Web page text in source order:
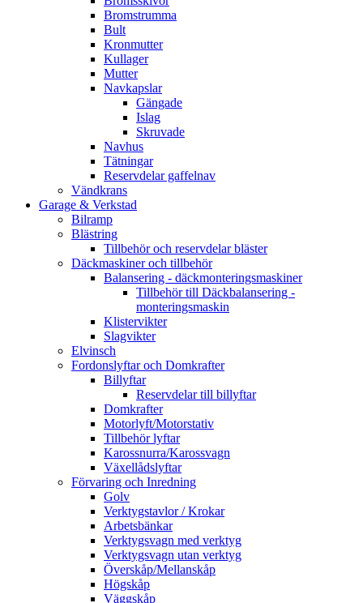
Bromstrumma
Bult
Kronmutter
Kullager
Mutter
Navkapslar
Gängade
Islag
Skruvade
Navhus
Tätningar
Reservdelar gaffelnav
Vändkrans
Garage & Verkstad
Bilramp
Blästring
Tillbehör och reservdelar bläster
Däckmaskiner och tillbehör
Balansering - däckmonteringsmaskiner
Tillbehör till Däckbalansering -
monteringsmaskin
Klistervikter
Slagvikter
Elvinsch
Fordonslyftar och Domkrafter
Billyftar
Reservdelar till billyftar
Domkrafter
Motorlyft/Motorstativ
Tillbehör lyftar
Karossnurra/Karossvagn
Växellådslyftar
Förvaring och Inredning
Golv
Verktygstavlor / Krokar
Arbetsbänkar
Verktygsvagn med verktyg
Verktygsvagn utan verktyg
Överskåp/Mellanskåp
Högskåp
Väggskåp